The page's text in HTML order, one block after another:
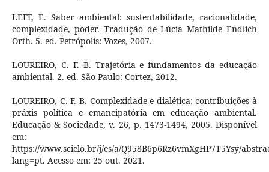
LEFF, E. Saber ambiental: sustentabilidade, racionalidade,
complexidade, poder. Tradução de Lúcia Mathilde Endlich
Orth. 5. ed. Petrópolis: Vozes, 2007.
LOUREIRO, C. F. B. Trajetória e fundamentos da educação
ambiental. 2. ed. São Paulo: Cortez, 2012.
LOUREIRO, C. F. B. Complexidade e dialética: contribuições à
práxis política e emancipatória em educação ambiental.
Educação & Sociedade, v. 26, p. 1473-1494, 2005. Disponível
em:
https://www.scielo.br/j/es/a/Q958B6p6Rz6vmXgHP7T5Ysy/
lang=pt. Acesso em: 25 out. 2021.